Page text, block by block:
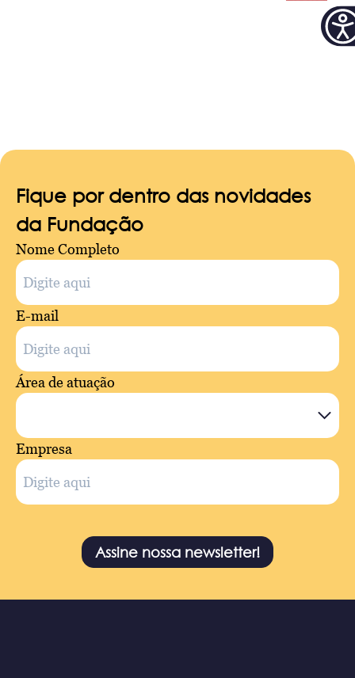
Fique por dentro das novidades
da Fundação
Nome Completo
E-mail
Área de atuação
Empresa
Assine nossa newsletter!